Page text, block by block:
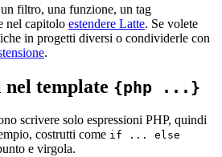
filtro, una funzione, un tag
nel capitolo estendere Latte. Se volete
in progetti diversi o condividerle con
.
nel template {php ...}
scrivere solo espressioni PHP, quindi
costrutti come if ... else
e virgola.